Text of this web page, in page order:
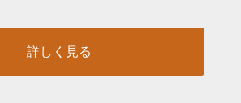
詳しく見る